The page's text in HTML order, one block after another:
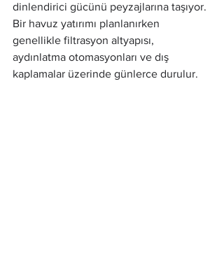
dinlendirici gücünü peyzajlarına taşıyor.
Bir havuz yatırımı planlanırken
genellikle filtrasyon altyapısı,
aydınlatma otomasyonları ve dış
kaplamalar üzerinde günlerce durulur.